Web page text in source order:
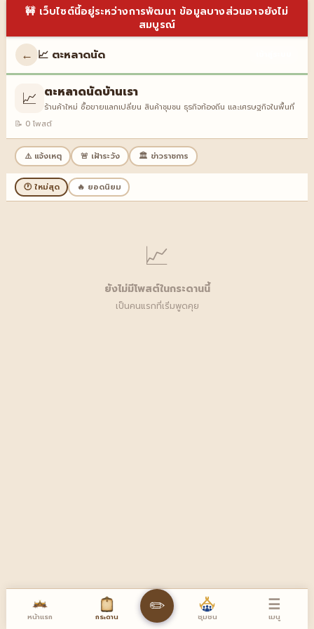
🚧 เว็บไซต์นี้อยู่ระหว่างการพัฒนา ข้อมูลบางส่วนอาจยังไม่
สมบูรณ์
← 📈 ตะหลาดนัด
📈 ตะหลาดนัดบ้านเรา
ร้านค้าใหม่ ซื้อขายแลกเปลี่ยน สินค้าชุมชน ธุรกิจท้องถิ่น และเศรษฐกิจในพื้นที่
📝 0 โพสต์
⚠️ แจ้งเหตุ 🚨 เฝ้าระวัง 🏛️ ข่าวราชการ
🕐 ใหม่สุด 🔥 ยอดนิยม
📈
ยังไม่มีโพสต์ในกระดานนี้
เป็นคนแรกที่เริ่มพูดคุย
หน้าแรก กระดาน ✏️ ชุมชน
☰
เมนู